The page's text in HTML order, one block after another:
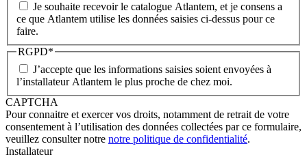
Je souhaite recevoir le catalogue Atlantem, et je consens a
ce que Atlantem utilise les données saisies ci-dessus pour ce
faire.
RGPD*
J’accepte que les informations saisies soient envoyées à
l’installateur Atlantem le plus proche de chez moi.
CAPTCHA
Pour connaitre et exercer vos droits, notamment de retrait de votre
consentement à l’utilisation des données collectées par ce formulaire,
veuillez consulter notre notre politique de confidentialité.
Installateur